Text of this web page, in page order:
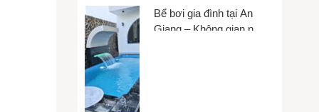
Bể bơi gia đình tại An
Giang – Không gian nhỏ,